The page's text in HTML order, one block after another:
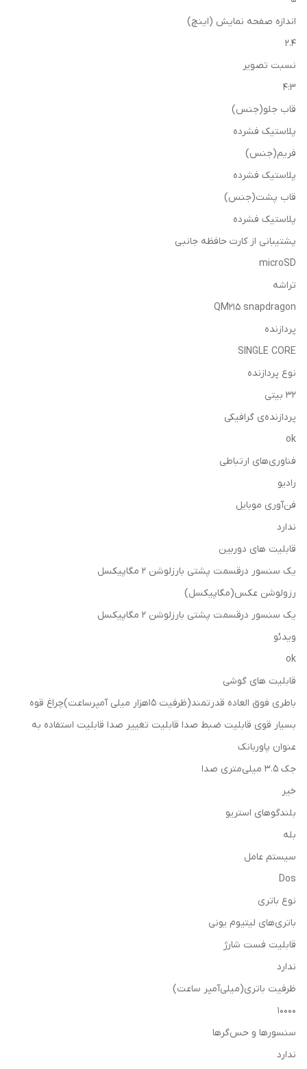
اندازه صفحه نمایش (اینچ)
2.4
نسبت تصویر
4:3
قاب جلو(جنس)
پلاستیک فشرده
فریم(جنس)
پلاستیک فشرده
قاب پشت(جنس)
پلاستیک فشرده
پشتیبانی از کارت حافظه جانبی
microSD
تراشه
QM215 snapdragon
پردازنده
SINGLE CORE
نوع پردازنده
32 بیتی
پردازنده‌ی گرافیکی
ok
فناوری‌های ارتباطی
رادیو
فن‌آوری موبایل
ندارد
قابلیت های دوربین
یک سنسور درقسمت پشتی بارزلوشن ۲ مگاپیکسل
رزولوشن عکس(مگاپیکسل)
یک سنسور درقسمت پشتی بارزلوشن ۲ مگاپیکسل
ویدئو
ok
قابلیت های گوشی
باطری فوق العاده قدرتمند(ظرفیت 15هزار میلی آمپرساعت)چراغ قوه
بسیار قوی قابلیت ضبط صدا قابلیت تغییر صدا قابلیت استفاده به
عنوان پاوربانک
جک ۳.۵ میلی‌متری صدا
خیر
بلندگوهای استریو
بله
سیستم عامل
Dos
نوع باتری
باتری‌های لیتیوم‌ یونی
قابلیت فست شارژ
ندارد
ظرفیت باتری(میلی‌آمپر ساعت)
10000
سنسورها و حس‌گرها
ندارد